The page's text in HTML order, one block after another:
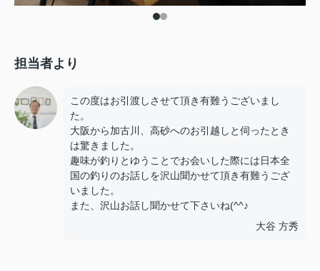
担当者より
この度はお引渡しさせて頂き有難うございまし
た。
大阪から加古川、高砂へのお引越しと伺ったとき
は驚きました。
趣味が釣りとゆうことでお会いした際には日本全
国の釣りのお話しを沢山聞かせて頂き有難うござ
いました。
また、沢山お話し聞かせて下さいね(^^♪
大谷 方秀